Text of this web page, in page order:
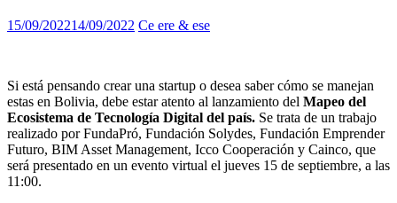
15/09/202214/09/2022 Ce ere & ese
Si está pensando crear una startup o desea saber cómo se manejan
estas en Bolivia, debe estar atento al lanzamiento del Mapeo del
Ecosistema de Tecnología Digital del país. Se trata de un trabajo
realizado por FundaPró, Fundación Solydes, Fundación Emprender
Futuro, BIM Asset Management, Icco Cooperación y Cainco, que
será presentado en un evento virtual el jueves 15 de septiembre, a las
11:00.